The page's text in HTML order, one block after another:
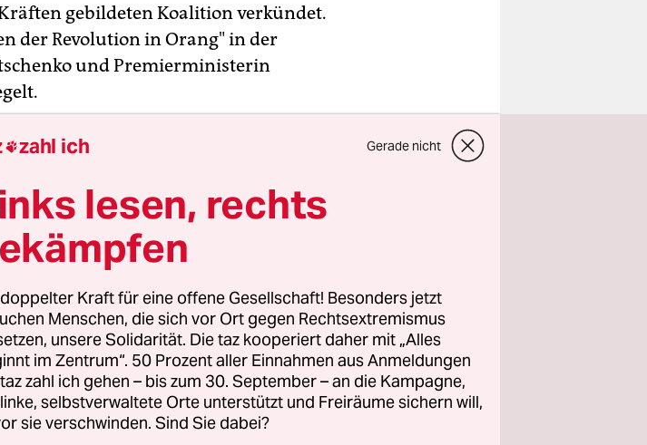
gebildeten Koalition verkündet.
der Revolution in Orang" in der
und Premierministerin
zahl ich Gerade nicht
lesen, rechts
Kraft für eine offene Gesellschaft! Besonders jetzt
Menschen, die sich vor Ort gegen Rechtsextremismus
unsere Solidarität. Die taz kooperiert daher mit „Alles
im Zentrum“. 50 Prozent aller Einnahmen aus Anmeldungen
zahl ich gehen – bis zum 30. September – an die Kampagne,
selbstverwaltete Orte unterstützt und Freiräume sichern will,
sie verschwinden. Sind Sie dabei?